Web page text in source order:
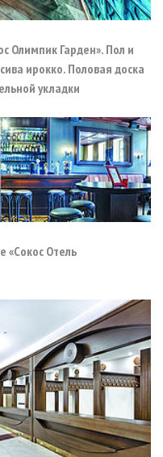
Олимпик Гарден». Пол и
ирокко. Половая доска
укладки
«Сокос Отель